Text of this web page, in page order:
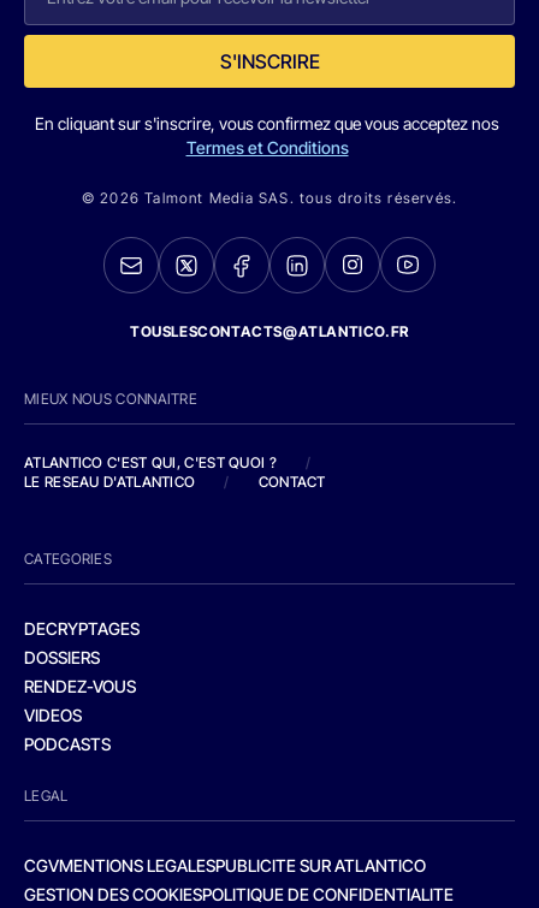
S'INSCRIRE
En cliquant sur s'inscrire, vous confirmez que vous acceptez nos
Termes et Conditions
© 2026 Talmont Media SAS. tous droits réservés.
TOUSLESCONTACTS@ATLANTICO.FR
MIEUX NOUS CONNAITRE
ATLANTICO C'EST QUI, C'EST QUOI ?
/
LE RESEAU D'ATLANTICO
/ CONTACT
CATEGORIES
DECRYPTAGES
DOSSIERS
RENDEZ-VOUS
VIDEOS
PODCASTS
LEGAL
CGVMENTIONS LEGALESPUBLICITE SUR ATLANTICO
GESTION DES COOKIESPOLITIQUE DE CONFIDENTIALITE